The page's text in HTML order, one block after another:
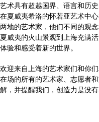
艺术具有超越国界、语言和历
在夏威夷希洛的怀若亚艺术中
两地的艺术家，他们不同的观
夏威夷的火山景观到上海充满
体验和感受着新的世界。
欢迎来自上海的艺术家们和你
在场的所有的艺术家、志愿者
解，并提醒我们，创造力是没有